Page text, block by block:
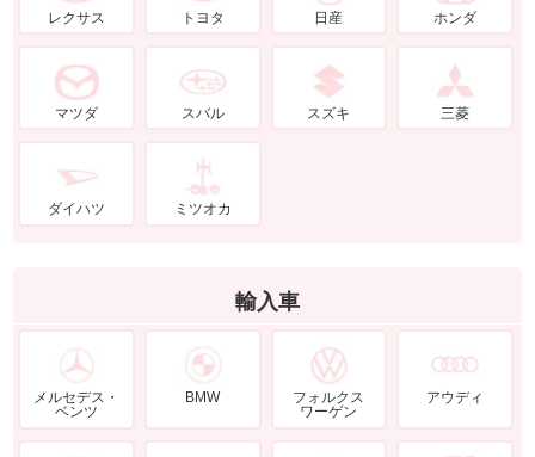
レクサス トヨタ 日産 ホンダ
マツダ スバル スズキ 三菱
ダイハツ ミツオカ
輸入車
メルセデス・
ベンツ
BMW
フォルクス
ワーゲン
アウディ